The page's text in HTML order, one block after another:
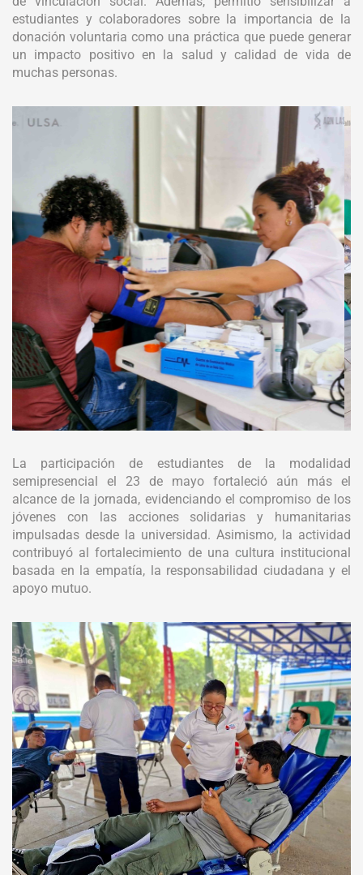
estudiantes y colaboradores sobre la importancia de la
donación voluntaria como una práctica que puede generar
un impacto positivo en la salud y calidad de vida de
muchas personas.
La participación de estudiantes de la modalidad
semipresencial el 23 de mayo fortaleció aún más el
alcance de la jornada, evidenciando el compromiso de los
jóvenes con las acciones solidarias y humanitarias
impulsadas desde la universidad. Asimismo, la actividad
contribuyó al fortalecimiento de una cultura institucional
basada en la empatía, la responsabilidad ciudadana y el
apoyo mutuo.